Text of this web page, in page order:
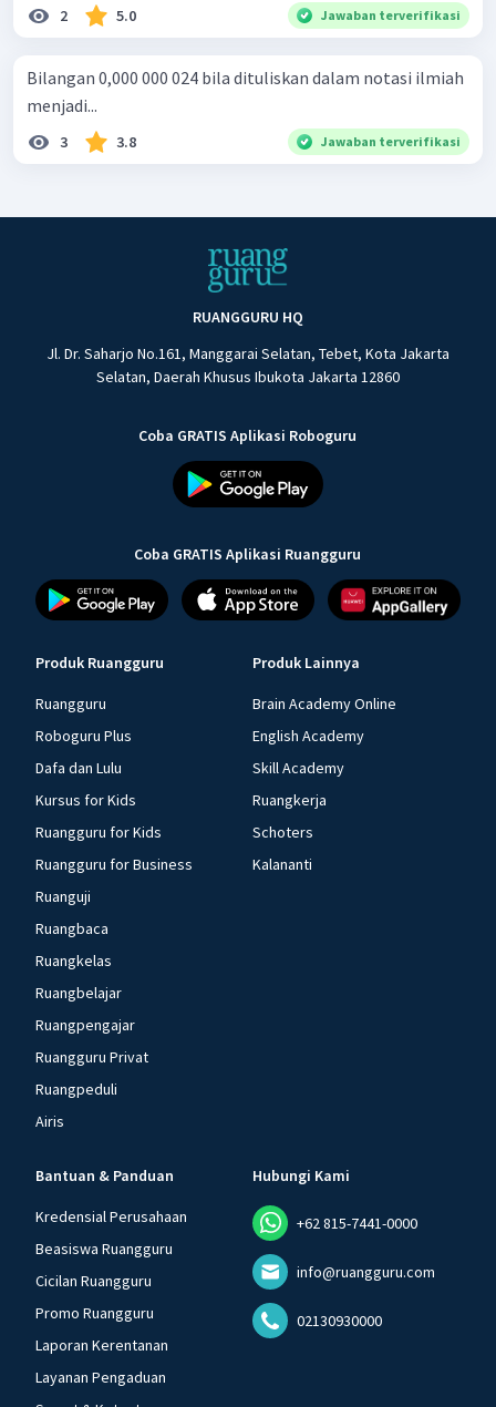
2 5.0 Jawaban terverifikasi
Bilangan 0,000 000 024 bila dituliskan dalam notasi ilmiah
menjadi...
3 3.8 Jawaban terverifikasi
RUANGGURU HQ
Jl. Dr. Saharjo No.161, Manggarai Selatan, Tebet, Kota Jakarta
Selatan, Daerah Khusus Ibukota Jakarta 12860
Coba GRATIS Aplikasi Roboguru
Coba GRATIS Aplikasi Ruangguru
Produk Ruangguru
Ruangguru
Roboguru Plus
Dafa dan Lulu
Kursus for Kids
Ruangguru for Kids
Ruangguru for Business
Ruanguji
Ruangbaca
Ruangkelas
Ruangbelajar
Ruangpengajar
Ruangguru Privat
Ruangpeduli
Airis
Produk Lainnya
Brain Academy Online
English Academy
Skill Academy
Ruangkerja
Schoters
Kalananti
Bantuan & Panduan
Kredensial Perusahaan
Beasiswa Ruangguru
Cicilan Ruangguru
Promo Ruangguru
Laporan Kerentanan
Layanan Pengaduan
Hubungi Kami
+62 815-7441-0000
info@ruangguru.com
02130930000